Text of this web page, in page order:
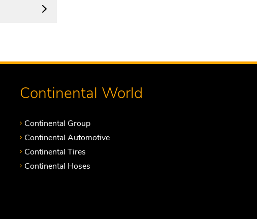
Continental World
Continental Group
Continental Automotive
Continental Tires
Continental Hoses